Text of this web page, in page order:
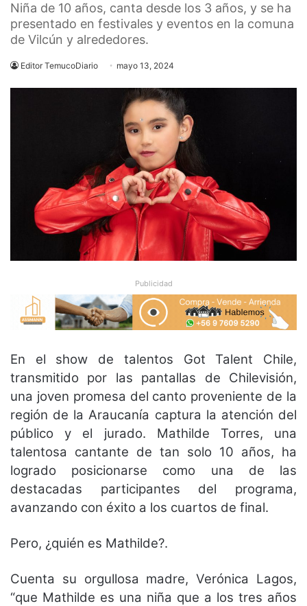
Niña de 10 años, canta desde los 3 años, y se ha
presentado en festivales y eventos en la comuna
de Vilcún y alrededores.
Editor TemucoDiario mayo 13, 2024
Publicidad
En el show de talentos Got Talent Chile,
transmitido por las pantallas de Chilevisión,
una joven promesa del canto proveniente de la
región de la Araucanía captura la atención del
público y el jurado. Mathilde Torres, una
talentosa cantante de tan solo 10 años, ha
logrado posicionarse como una de las
destacadas participantes del programa,
avanzando con éxito a los cuartos de final.
Pero, ¿quién es Mathilde?.
Cuenta su orgullosa madre, Verónica Lagos,
“que Mathilde es una niña que a los tres años